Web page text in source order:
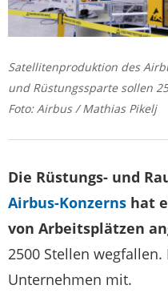
Satellitenproduktion des
und Rüstungssparte sollen
Foto: Airbus / Mathias Pikelj
Die Rüstungs- und
Airbus-Konzerns hat
von Arbeitsplätzen
2500 Stellen wegfallen.
Unternehmen mit.